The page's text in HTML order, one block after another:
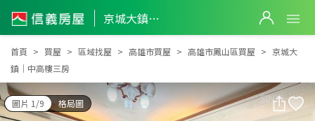
京城大鎮｜中高樓三房
京城大鎮｜中高樓三房
首頁 買屋 區域找屋 高雄市買屋 高雄市鳳山區買屋
京城大
鎮｜中高樓三房
圖片 1/9 格局圖